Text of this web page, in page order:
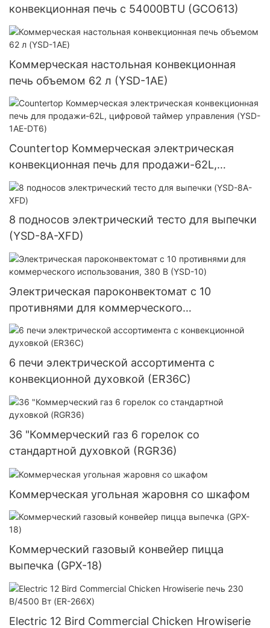
конвекционная печь с 54000BTU (GCO613)
Коммерческая настольная конвекционная
печь объемом 62 л (YSD-1AE)
Countertop Коммерческая электрическая
конвекционная печь для продажи-62L,
цифровой таймер управления (YSD-1AE-DT6)
8 подносов электрический тесто для выпечки
(YSD-8A-XFD)
Электрическая пароконвектомат с 10
противнями для коммерческого
использования, 380 В (YSD-10)
6 печи электрической ассортимента с
конвекционной духовкой (ER36C)
36 "Коммерческий газ 6 горелок со
стандартной духовкой (RGR36)
Коммерческая угольная жаровня со шкафом
Коммерческий газовый конвейер пицца
выпечка (GPX-18)
Electric 12 Bird Commercial Chicken Hrowiserie